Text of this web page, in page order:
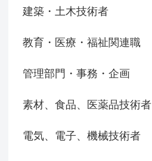
建築・土木技術者
教育・医療・福祉関連職
管理部門・事務・企画
素材、食品、医薬品技術者
電気、電子、機械技術者